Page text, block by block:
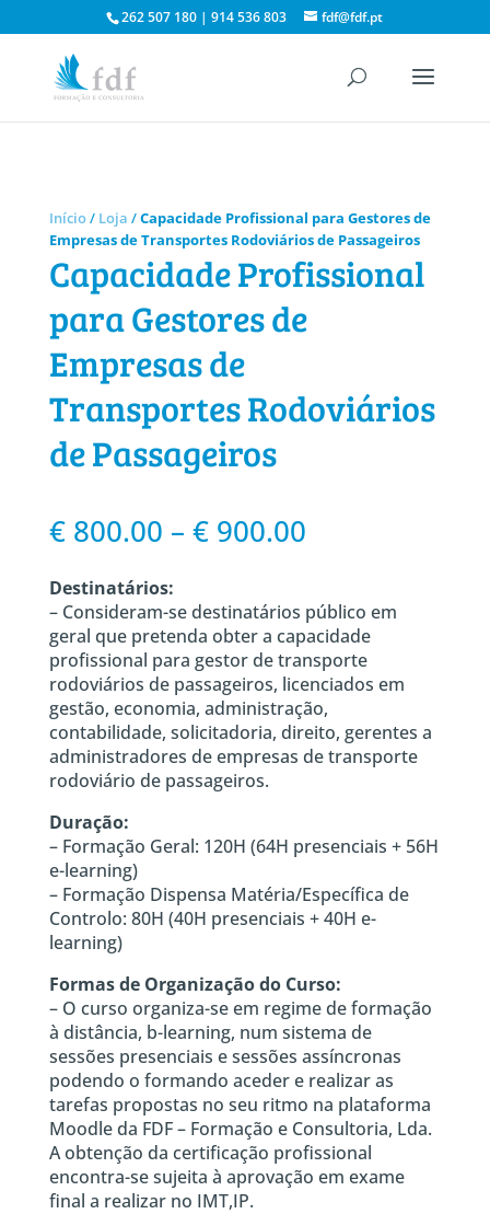
262 507 180 | 914 536 803 fdf@fdf.pt
Início/ Loja /Capacidade Profissional para Gestores de
Empresas de Transportes Rodoviários de Passageiros
Capacidade Profissional
para Gestores de
Empresas de
Transportes Rodoviários
de Passageiros
€800.00 – €900.00Price
through
€ 900.00
Destinatários:
– Consideram-se destinatários público em
geral que pretenda obter a capacidade
profissional para gestor de transporte
rodoviários de passageiros, licenciados em
gestão, economia, administração,
contabilidade, solicitadoria, direito, gerentes a
administradores de empresas de transporte
rodoviário de passageiros.
Duração:
– Formação Geral: 120H (64H presenciais + 56H
e-learning)
– Formação Dispensa Matéria/Específica de
Controlo: 80H (40H presenciais + 40H e-
learning)
Formas de Organização do Curso:
– O curso organiza-se em regime de formação
à distância, b-learning, num sistema de
sessões presenciais e sessões assíncronas
podendo o formando aceder e realizar as
tarefas propostas no seu ritmo na plataforma
Moodle da FDF – Formação e Consultoria, Lda.
A obtenção da certificação profissional
encontra-se sujeita à aprovação em exame
final a realizar no IMT,IP.